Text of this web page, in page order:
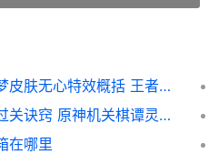
王者荣耀荣耀元歌源梦皮肤无心特效概括 王者元歌百度百科
原神灵蕈棋阵第一天过关诀窍 原神机关棋谭灵妙之局第三关
在哪里